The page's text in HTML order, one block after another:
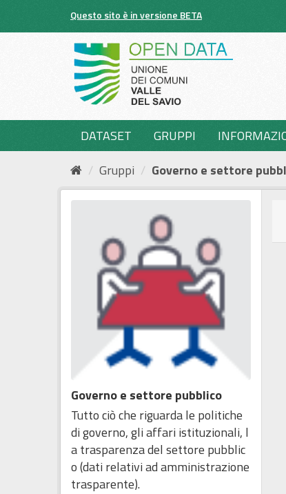
Questo sito è in versione BETA
DATASET GRUPPI
Gruppi
Governo e settore
Governo e settore pubblico
Tutto ciò che riguarda le politiche
di governo, gli affari istituzionali, l
a trasparenza del settore pubblic
o (dati relativi ad amministrazione
trasparente).